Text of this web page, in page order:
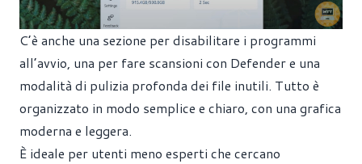
C’è anche una sezione per disabilitare i programmi
all’avvio, una per fare scansioni con Defender e una
modalità di pulizia profonda dei file inutili. Tutto è
organizzato in modo semplice e chiaro, con una grafica
moderna e leggera.
È ideale per utenti meno esperti che cercano